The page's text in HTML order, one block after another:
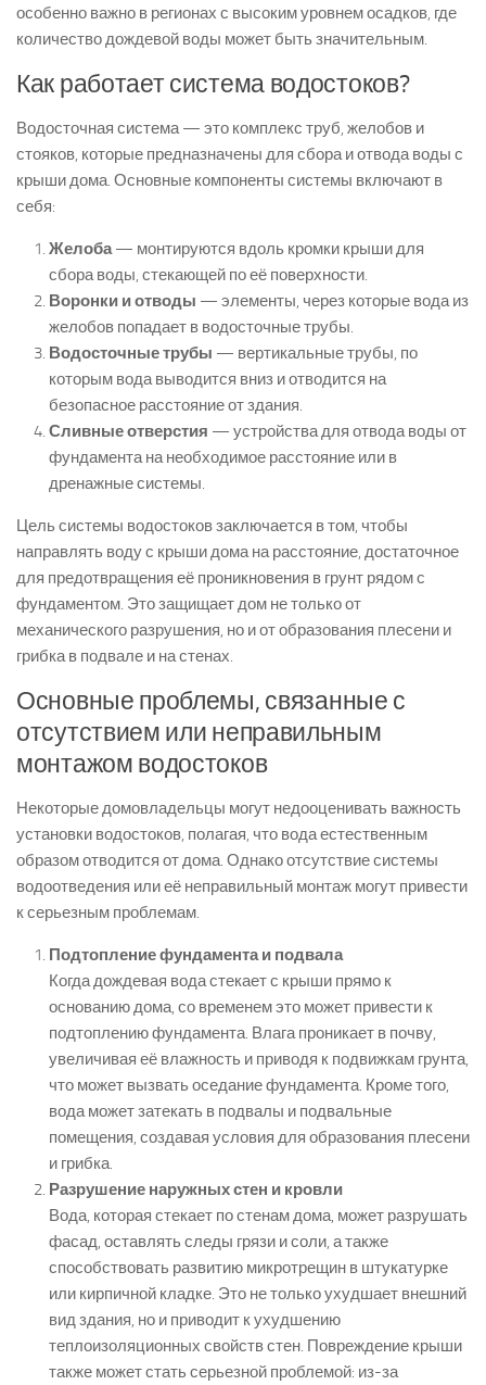
особенно важно в регионах с высоким уровнем осадков, где
количество дождевой воды может быть значительным.
Как работает система водостоков?
Водосточная система — это комплекс труб, желобов и
стояков, которые предназначены для сбора и отвода воды с
крыши дома. Основные компоненты системы включают в
себя:
Желоба— монтируются вдоль кромки крыши для
сбора воды, стекающей по её поверхности.
Воронки и отводы — элементы, через которые вода из
желобов попадает в водосточные трубы.
Водосточные трубы — вертикальные трубы, по
которым вода выводится вниз и отводится на
безопасное расстояние от здания.
Сливные отверстия — устройства для отвода воды от
фундамента на необходимое расстояние или в
дренажные системы.
Цель системы водостоков заключается в том, чтобы
направлять воду с крыши дома на расстояние, достаточное
для предотвращения её проникновения в грунт рядом с
фундаментом. Это защищает дом не только от
механического разрушения, но и от образования плесени и
грибка в подвале и на стенах.
Основные проблемы, связанные с
отсутствием или неправильным
монтажом водостоков
Некоторые домовладельцы могут недооценивать важность
установки водостоков, полагая, что вода естественным
образом отводится от дома. Однако отсутствие системы
водоотведения или её неправильный монтаж могут привести
к серьезным проблемам.
Подтопление фундамента и подвала
Когда дождевая вода стекает с крыши прямо к
основанию дома, со временем это может привести к
подтоплению фундамента. Влага проникает в почву,
увеличивая её влажность и приводя к подвижкам грунта,
что может вызвать оседание фундамента. Кроме того,
вода может затекать в подвалы и подвальные
помещения, создавая условия для образования плесени
и грибка.
Разрушение наружных стен и кровли
Вода, которая стекает по стенам дома, может разрушать
фасад, оставлять следы грязи и соли, а также
способствовать развитию микротрещин в штукатурке
или кирпичной кладке. Это не только ухудшает внешний
вид здания, но и приводит к ухудшению
теплоизоляционных свойств стен. Повреждение крыши
также может стать серьезной проблемой: из-за